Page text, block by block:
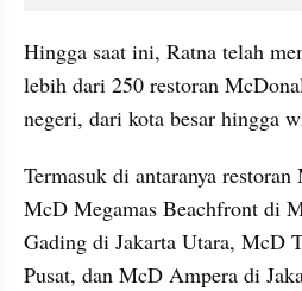
Hingga saat ini, Ratna telah
lebih dari 250 restoran
negeri, dari kota besar hingga
Termasuk di antaranya
McD Megamas Beachfront di
Gading di Jakarta Utara, McD
Pusat, dan McD Ampera di